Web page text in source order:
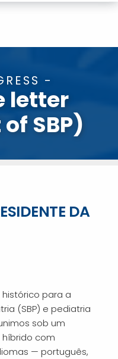
-
letter
SBP)
DA
para a
(SBP) e pediatria
sob um
com
— português,